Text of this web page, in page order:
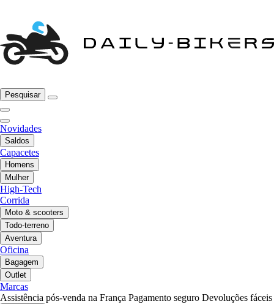
Pesquisar
Novidades
Saldos
Capacetes
Homens
Mulher
High-Tech
Corrida
Moto & scooters
Todo-terreno
Aventura
Oficina
Bagagem
Outlet
Marcas
Assistência pós-venda na França Pagamento seguro Devoluções fáceis